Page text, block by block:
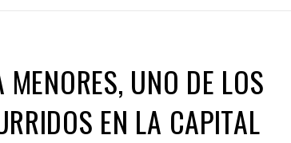
UNO DE LOS
EN LA CAPITAL